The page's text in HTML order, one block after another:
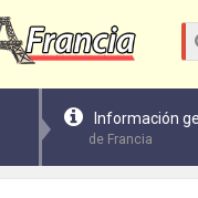
Información
de Francia